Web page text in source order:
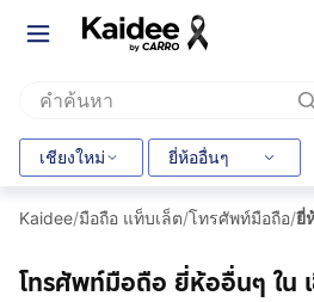
เชียงใหม่ ยี่ห้ออื่นๆ
Kaidee/มือถือ แท็บเล็ต/โทรศัพท์มือถือ/ยี่
โทรศัพท์มือถือ ยี่ห้ออื่นๆ ใน